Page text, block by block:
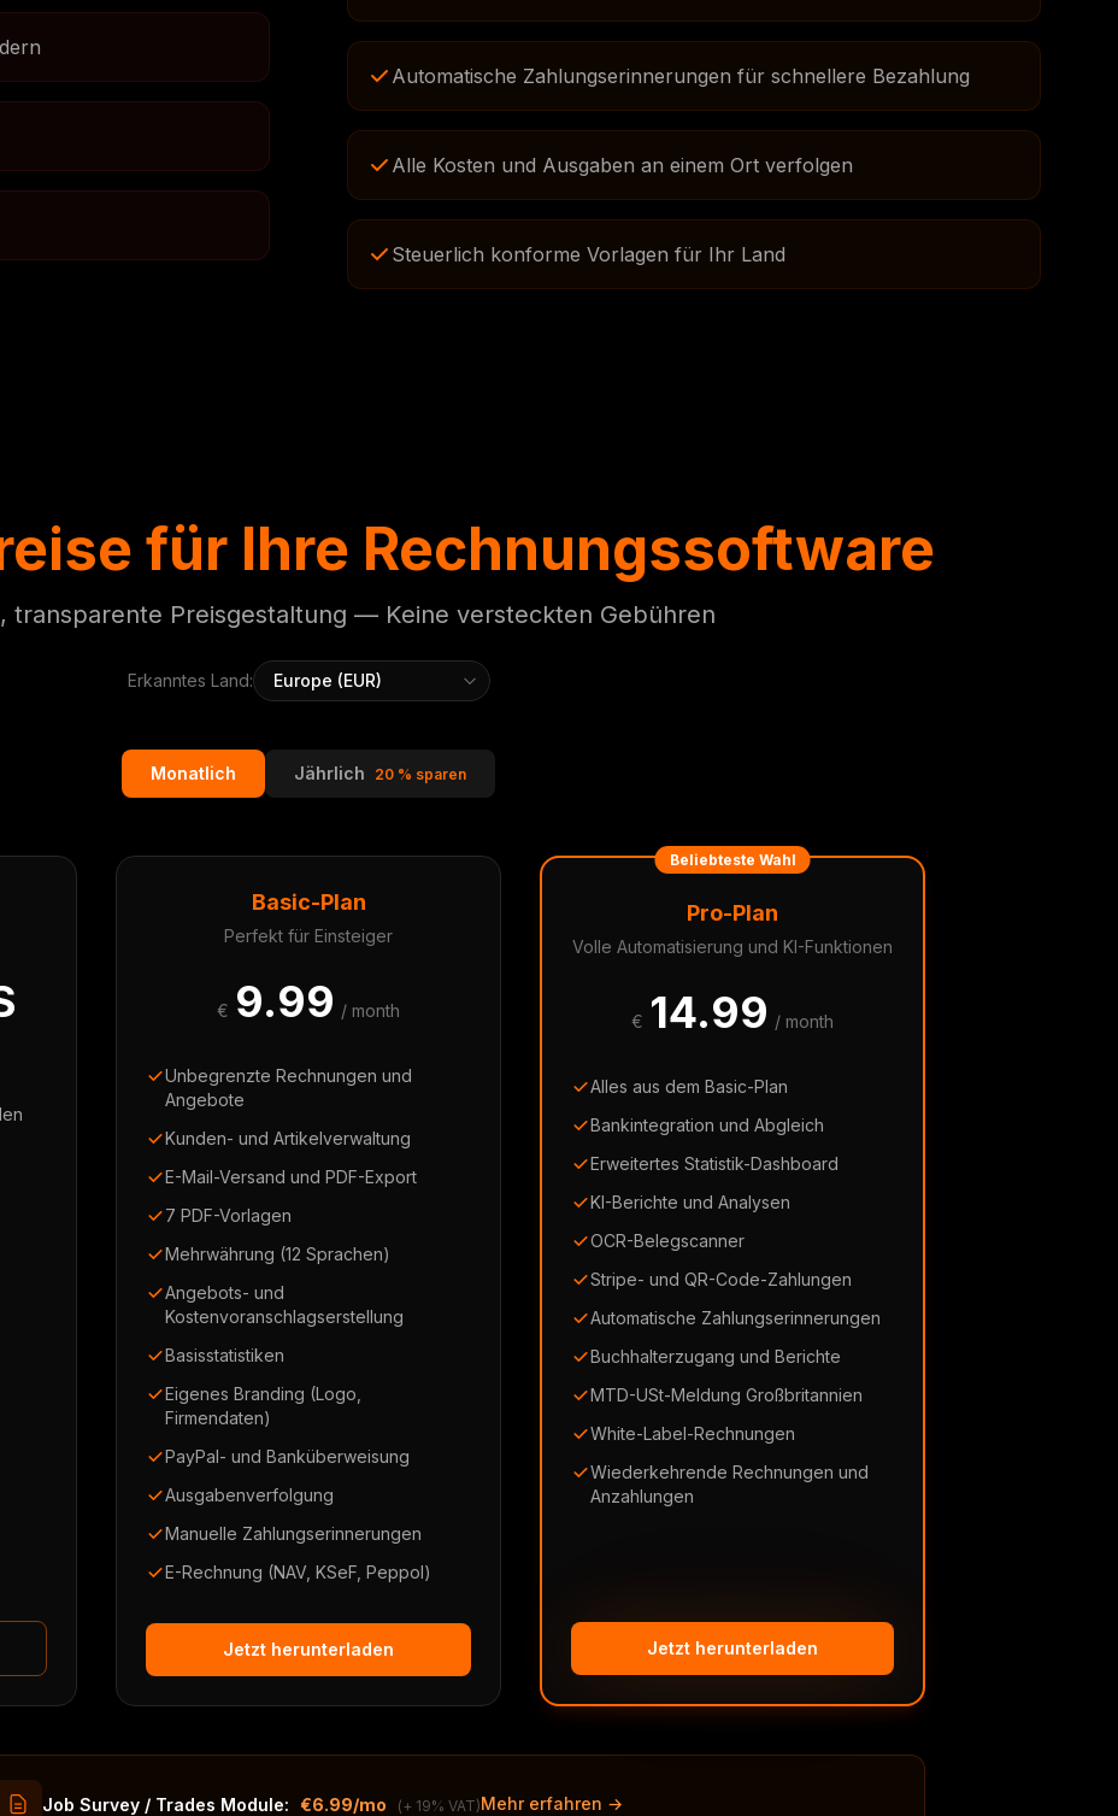
Automatische Zahlungserinnerungen für schnellere Bezahlung
Alle Kosten und Ausgaben an einem Ort verfolgen
Steuerlich konforme Vorlagen für Ihr Land
für Ihre Rechnungssoftware
transparente Preisgestaltung — Keine versteckten Gebühren
Erkanntes Land:
Monatlich Jährlich 20 % sparen
Basic-Plan
Perfekt für Einsteiger
€ 9.99 / month
Unbegrenzte Rechnungen und
Angebote
Kunden- und Artikelverwaltung
E-Mail-Versand und PDF-Export
7 PDF-Vorlagen
Mehrwährung (12 Sprachen)
Angebots- und
Kostenvoranschlagserstellung
Basisstatistiken
Eigenes Branding (Logo,
Firmendaten)
PayPal- und Banküberweisung
Ausgabenverfolgung
Manuelle Zahlungserinnerungen
E-Rechnung (NAV, KSeF, Peppol)
Jetzt herunterladen
Beliebteste Wahl
Pro-Plan
Volle Automatisierung und KI-Funktionen
€ 14.99 / month
Alles aus dem Basic-Plan
Bankintegration und Abgleich
Erweitertes Statistik-Dashboard
KI-Berichte und Analysen
OCR-Belegscanner
Stripe- und QR-Code-Zahlungen
Automatische Zahlungserinnerungen
Buchhalterzugang und Berichte
MTD-USt-Meldung Großbritannien
White-Label-Rechnungen
Wiederkehrende Rechnungen und
Anzahlungen
Jetzt herunterladen
Job Survey / Trades Module: €6.99/mo (+ 19% VAT)Mehr erfahren →